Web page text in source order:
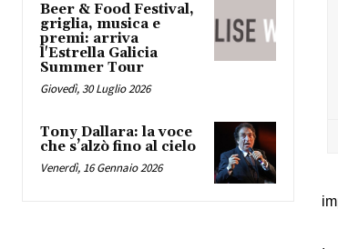
Beer & Food Festival,
griglia, musica e
premi: arriva
l'Estrella Galicia
Summer Tour
Giovedì, 30 Luglio 2026
Tony Dallara: la voce
che s’alzò fino al cielo
Venerdì, 16 Gennaio 2026